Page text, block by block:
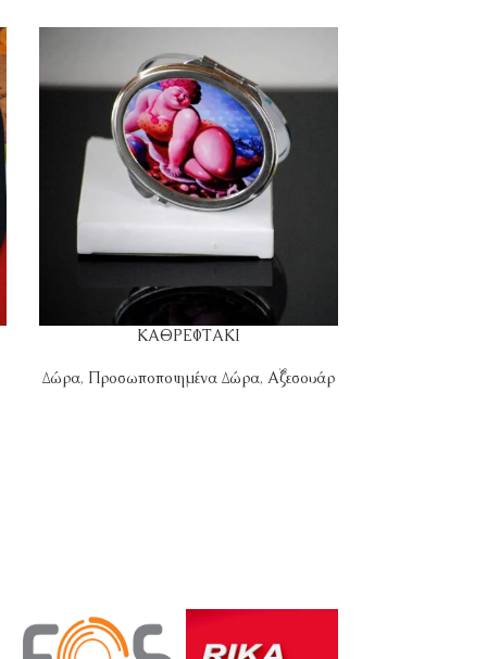
ΚΑΘΡΕΦΤΑΚΙ
Δώρα, Προσωποποιημένα Δώρα, Αξεσουάρ